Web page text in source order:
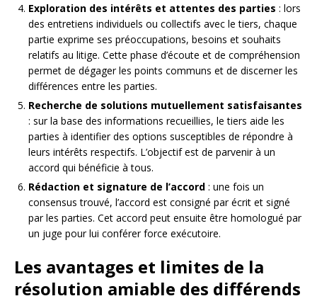
Exploration des intérêts et attentes des parties : lors
des entretiens individuels ou collectifs avec le tiers, chaque
partie exprime ses préoccupations, besoins et souhaits
relatifs au litige. Cette phase d’écoute et de compréhension
permet de dégager les points communs et de discerner les
différences entre les parties.
Recherche de solutions mutuellement satisfaisantes
: sur la base des informations recueillies, le tiers aide les
parties à identifier des options susceptibles de répondre à
leurs intérêts respectifs. L’objectif est de parvenir à un
accord qui bénéficie à tous.
Rédaction et signature de l’accord : une fois un
consensus trouvé, l’accord est consigné par écrit et signé
par les parties. Cet accord peut ensuite être homologué par
un juge pour lui conférer force exécutoire.
Les avantages et limites de la
résolution amiable des différends